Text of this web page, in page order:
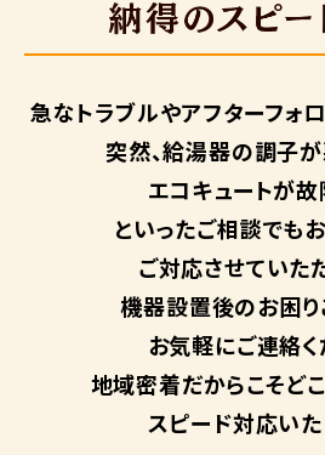
急なトラブルやアフターフォ
突然、給湯器の調子が
エコキュートが故
といったご相談でも
ご対応させていた
機器設置後のお困り
お気軽にご連絡く
地域密着だからこそど
スピード対応いた